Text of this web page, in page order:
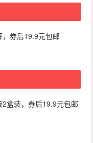
，券后19.9元包邮
2盒装，券后19.9元包邮